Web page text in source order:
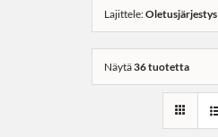
Lajittele:Oletusjärjestys
Näytä36 tuotetta